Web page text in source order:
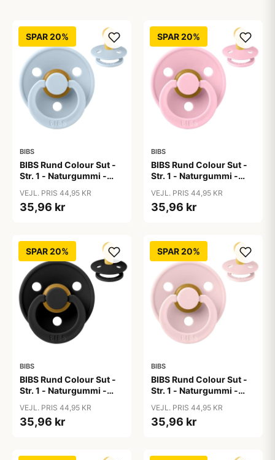
SPAR 20%
BIBS
BIBS Rund Colour Sut -
Str. 1 - Naturgummi -
VEJL. PRIS 44,95 KR
35,96 kr
SPAR 20%
BIBS
BIBS Rund Colour Sut -
Str. 1 - Naturgummi -
VEJL. PRIS 44,95 KR
35,96 kr
SPAR 20%
BIBS
BIBS Rund Colour Sut -
Str. 1 - Naturgummi -
VEJL. PRIS 44,95 KR
35,96 kr
SPAR 20%
BIBS
BIBS Rund Colour Sut -
Str. 1 - Naturgummi -
VEJL. PRIS 44,95 KR
35,96 kr